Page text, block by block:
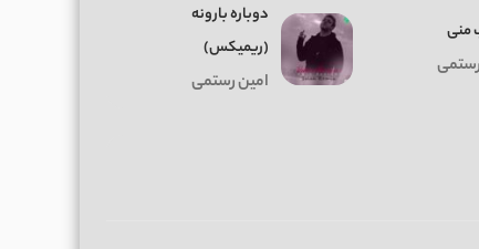
منی
دوباره بارونه
(ریمیکس)
امین رستمی